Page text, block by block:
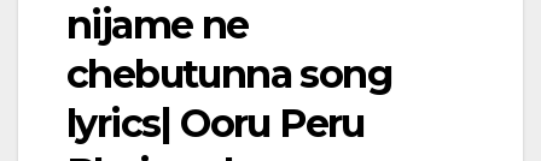
nijame ne
chebutunna song
lyrics| Ooru Peru